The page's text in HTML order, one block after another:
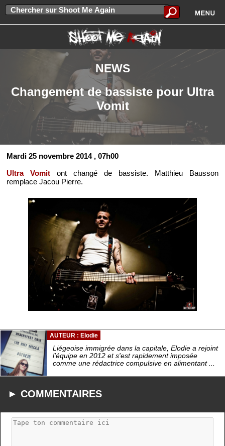
NEWS
Changement de bassiste pour Ultra
Vomit
Mardi 25 novembre 2014 , 07h00
Ultra Vomit ont changé de bassiste. Matthieu Bausson
remplace Jacou Pierre.
AUTEUR : Elodie
Liégeoise immigrée dans la capitale, Elodie a rejoint
l'équipe en 2012 et s'est rapidement imposée
comme une rédactrice compulsive en alimentant ...
► COMMENTAIRES